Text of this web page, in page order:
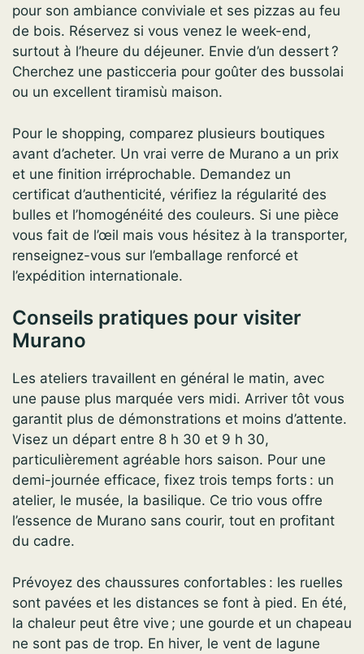
pour son ambiance conviviale et ses pizzas au feu
de bois. Réservez si vous venez le week-end,
surtout à l’heure du déjeuner. Envie d’un dessert ?
Cherchez une pasticceria pour goûter des bussolai
ou un excellent tiramisù maison.
Pour le shopping, comparez plusieurs boutiques
avant d’acheter. Un vrai verre de Murano a un prix
et une finition irréprochable. Demandez un
certificat d’authenticité, vérifiez la régularité des
bulles et l’homogénéité des couleurs. Si une pièce
vous fait de l’œil mais vous hésitez à la transporter,
renseignez-vous sur l’emballage renforcé et
l’expédition internationale.
Conseils pratiques pour visiter
Murano
Les ateliers travaillent en général le matin, avec
une pause plus marquée vers midi. Arriver tôt vous
garantit plus de démonstrations et moins d’attente.
Visez un départ entre 8 h 30 et 9 h 30,
particulièrement agréable hors saison. Pour une
demi-journée efficace, fixez trois temps forts : un
atelier, le musée, la basilique. Ce trio vous offre
l’essence de Murano sans courir, tout en profitant
du cadre.
Prévoyez des chaussures confortables : les ruelles
sont pavées et les distances se font à pied. En été,
la chaleur peut être vive ; une gourde et un chapeau
ne sont pas de trop. En hiver, le vent de lagune